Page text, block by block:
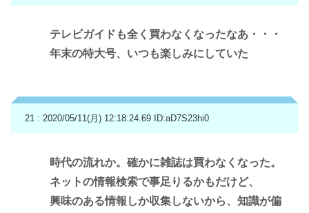
テレビガイドも全く買わなくなったなあ・・・
年末の特大号、いつも楽しみにしていた
21 : 2020/05/11(月) 12:18:24.69 ID:aD7S23hi0
時代の流れか。確かに雑誌は買わなくなった。
ネットの情報検索で事足りるかもだけど、
興味のある情報しか収集しないから、知識が偏